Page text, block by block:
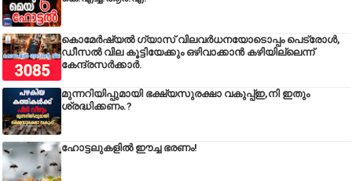
കൊമേർഷ്യൽ ഗ്യാസ് വിലവർധനയോടൊപ്പം പെട്രോൾ,
ഡീസല്‍ വില കൂട്ടിയേക്കും ഒഴിവാക്കാന്‍ കഴിയില്ലെന്ന്
കേന്ദ്രസര്‍ക്കാര്‍.
മുന്നറിയിപ്പുമായി ഭക്ഷ്യസുരക്ഷാ വകുപ്പ്ഇ,നി ഇതും
ശ്രദ്ധിക്കണം.?
ഹോട്ടലുകളിൽ ഈച്ച ഭരണം!